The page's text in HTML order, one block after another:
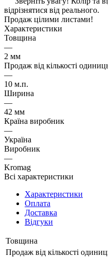
відрізнятися від реального.
Продаж цілими листами!
Характеристики
Товщина
—
2 мм
Продаж від кількості
—
10 м.п.
Ширина
—
42 мм
Країна виробник
—
Україна
Виробник
—
Kromag
Всі характеристики
Характеристики
Оплата
Доставка
Відгуки
Товщина
Продаж від кількості